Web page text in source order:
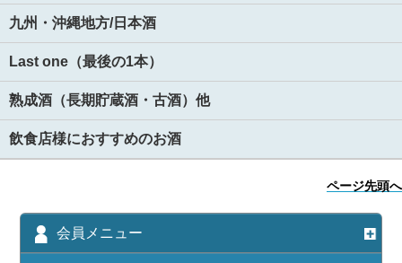
九州・沖縄地方/日本酒
Last one（最後の1本）
熟成酒（長期貯蔵酒・古酒）他
飲食店様におすすめのお酒
ページ先頭へ
会員メニュー